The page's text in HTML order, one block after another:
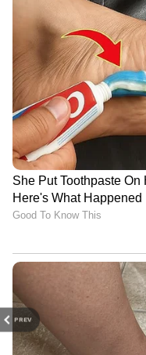
PREV